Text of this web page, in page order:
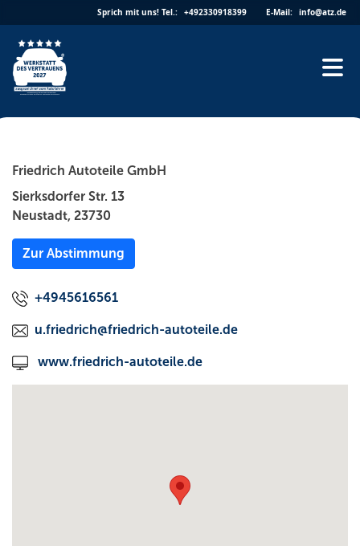
to
content
Sprich mit uns! Tel.: +492330918399 E-Mail: info@atz.de
Friedrich Autoteile GmbH
Sierksdorfer Str. 13
Neustadt, 23730
Zur Abstimmung
+4945616561
u.friedrich@friedrich-autoteile.de
www.friedrich-autoteile.de